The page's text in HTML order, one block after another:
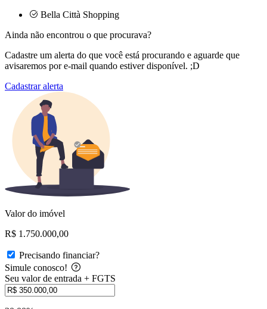
Bella Città Shopping
Ainda não encontrou o que procurava?
Cadastre um alerta do que você está procurando e aguarde que
avisaremos por e-mail quando estiver disponível. ;D
Cadastrar alerta
Valor do imóvel
R$ 1.750.000,00
Precisando financiar?
Simule conosco!
Seu valor de entrada + FGTS